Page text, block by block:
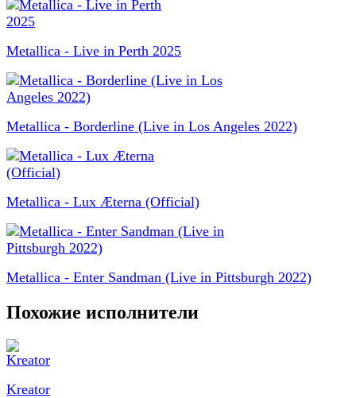
Metallica - Live in Perth 2025
Metallica - Borderline (Live in Los Angeles 2022)
Metallica - Lux Æterna (Official)
Metallica - Enter Sandman (Live in Pittsburgh 2022)
Похожие исполнители
Kreator